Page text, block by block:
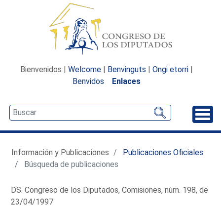
Bienvenidos | Welcome | Benvinguts | Ongi etorri |
Benvidos
Enlaces
Información y Publicaciones
Publicaciones Oficiales
Búsqueda de publicaciones
DS. Congreso de los Diputados, Comisiones, núm. 198, de
23/04/1997